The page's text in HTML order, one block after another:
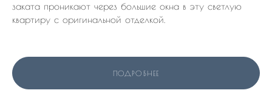
заката проникают через большие окна в эту светлую
квартиру с оригинальной отделкой.
ПОДРОБНЕЕ